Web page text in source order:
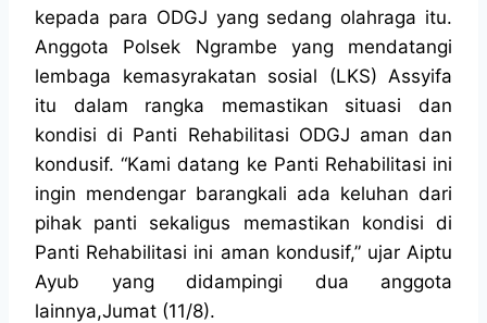
kepada para ODGJ yang sedang olahraga itu.
Anggota Polsek Ngrambe yang mendatangi
lembaga kemasyrakatan sosial (LKS) Assyifa
itu dalam rangka memastikan situasi dan
kondisi di Panti Rehabilitasi ODGJ aman dan
kondusif. “Kami datang ke Panti Rehabilitasi ini
ingin mendengar barangkali ada keluhan dari
pihak panti sekaligus memastikan kondisi di
Panti Rehabilitasi ini aman kondusif,” ujar Aiptu
Ayub yang didampingi dua anggota
lainnya,Jumat (11/8).